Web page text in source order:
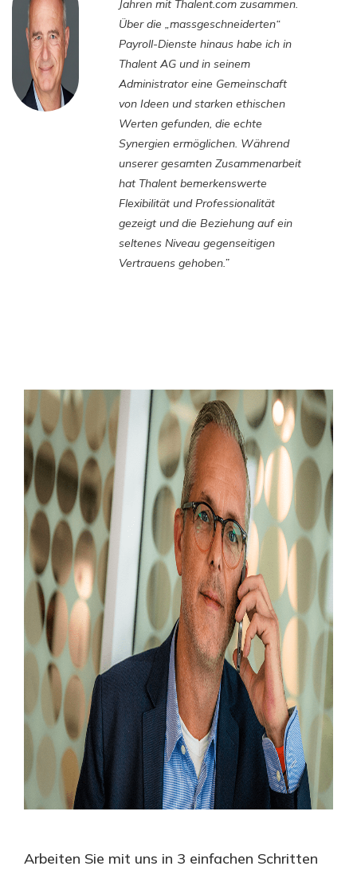
Jahren mit Thalent.com zusammen.
Über die „massgeschneiderten“
Payroll-Dienste hinaus habe ich in
Thalent AG und in seinem
Administrator eine Gemeinschaft
von Ideen und starken ethischen
Werten gefunden, die echte
Synergien ermöglichen. Während
unserer gesamten Zusammenarbeit
hat Thalent bemerkenswerte
Flexibilität und Professionalität
gezeigt und die Beziehung auf ein
seltenes Niveau gegenseitigen
Vertrauens gehoben.”
Arbeiten Sie mit uns in 3 einfachen Schritten